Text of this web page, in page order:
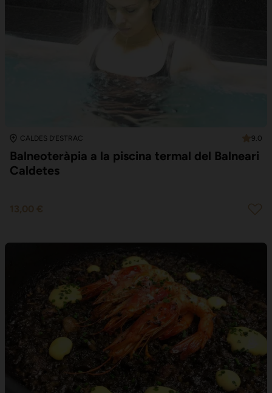
CALDES D’ESTRAC 9.0
Balneoteràpia a la piscina termal del Balneari
Caldetes